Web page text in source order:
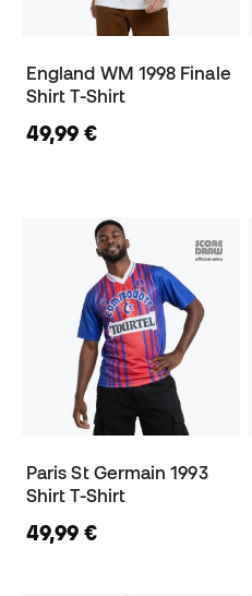
England WM 1998 Finale
Shirt T-Shirt
49,99 €
Paris St Germain 1993
Shirt T-Shirt
49,99 €